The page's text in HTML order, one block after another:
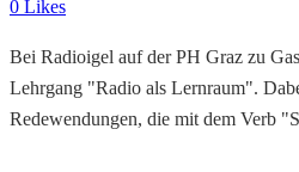
0 Likes
Bei Radioigel auf der PH Graz zu
Lehrgang "Radio als Lernraum".
Redewendungen, die mit dem Verb